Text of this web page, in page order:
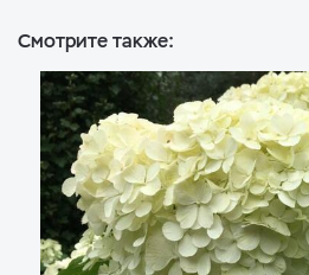
Смотрите также: